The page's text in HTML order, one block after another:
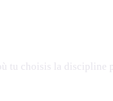
tu choisis la